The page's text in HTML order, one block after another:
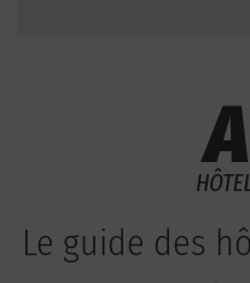
Le guide des